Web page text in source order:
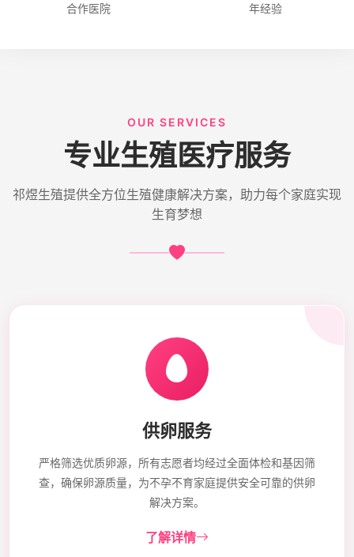
合作医院 年经验
OUR SERVICES
专业生殖医疗服务
祁煜生殖提供全方位生殖健康解决方案，助力每个家庭实现
生育梦想
供卵服务
严格筛选优质卵源，所有志愿者均经过全面体检和基因筛
查，确保卵源质量，为不孕不育家庭提供安全可靠的供卵
解决方案。
了解详情